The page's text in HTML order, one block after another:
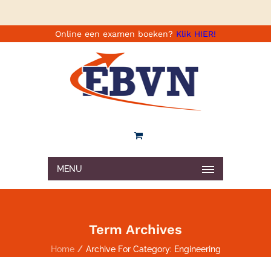
Online een examen boeken? Klik HIER!
MENU
Term Archives
Home Archive For Category: Engineering